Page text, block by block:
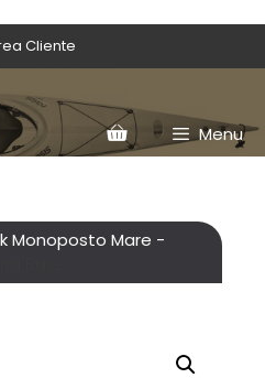
Cliente
Menu
Monoposto Mare -